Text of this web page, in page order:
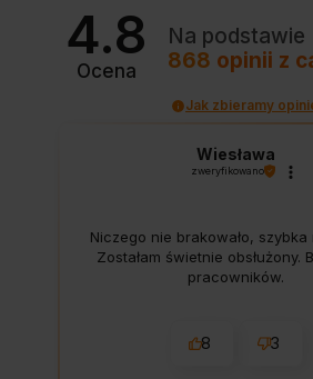
4.8
Ocena
Na podstawie
868 opinii z
Jak zbieramy
Wiesława
zweryfikowano
Niczego nie brakowało, szybka
Zostałam świetnie obsłużony.
pracowników.
8 3